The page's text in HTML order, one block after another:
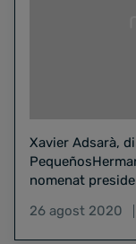
Xavier Adsarà,
nomenat
26 agost 2020